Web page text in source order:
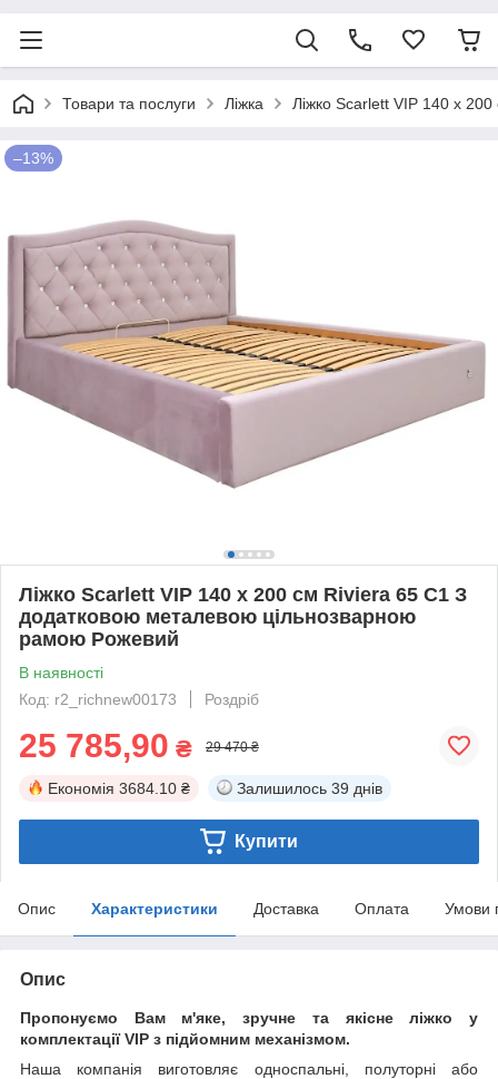
Товари та послуги Ліжка Ліжко Scarlett VIP 140 х
–13%
Ліжко Scarlett VIP 140 х 200 см Riviera 65 С1 З
додатковою металевою цільнозварною
рамою Рожевий
В наявності
Код: r2_richnew00173
Роздріб
25 785,90 ₴ 29 470 ₴
Економія 3684.10 ₴ Залишилось 39 днів
Купити
Опис Характеристики Доставка Оплата Умови
Опис
Пропонуємо Вам м'яке, зручне та якiсне ліжко у
комплектації VIP з підйомним механізмом.
Наша компанія виготовляє односпальні, полуторні або